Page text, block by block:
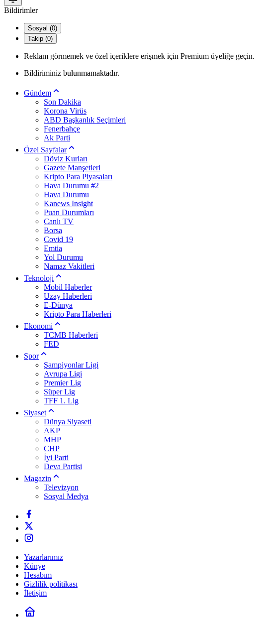
Bildirimler
Sosyal (0)
Takip (0)
Reklam görmemek ve özel içeriklere erişmek için Premium üyeliğe geçin.
Bildiriminiz bulunmamaktadır.
Gündem
Son Dakika
Korona Virüs
ABD Başkanlık Seçimleri
Fenerbahçe
Ak Parti
Özel Sayfalar
Döviz Kurları
Gazete Manşetleri
Kripto Para Piyasaları
Hava Durumu #2
Hava Durumu
Kanews Insight
Puan Durumları
Canlı TV
Borsa
Covid 19
Emtia
Yol Durumu
Namaz Vakitleri
Teknoloji
Mobil Haberler
Uzay Haberleri
E-Dünya
Kripto Para Haberleri
Ekonomi
TCMB Haberleri
FED
Spor
Şampiyonlar Ligi
Avrupa Ligi
Premier Lig
Süper Lig
TFF 1. Lig
Siyaset
Dünya Siyaseti
AKP
MHP
CHP
İyi Parti
Deva Partisi
Magazin
Televizyon
Sosyal Medya
Yazarlarımız
Künye
Hesabım
Gizlilik politikası
İletişim